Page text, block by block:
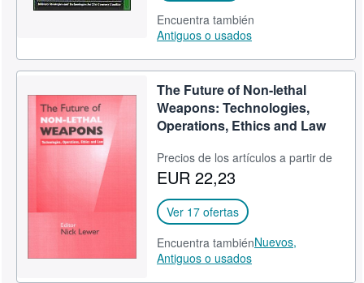
Encuentra también
Antiguos o usados
The Future of Non-lethal
Weapons: Technologies,
Operations, Ethics and Law
Precios de los artículos a partir de
EUR 22,23
Ver 17 ofertas
Encuentra tambiénNuevos,
Antiguos o usados